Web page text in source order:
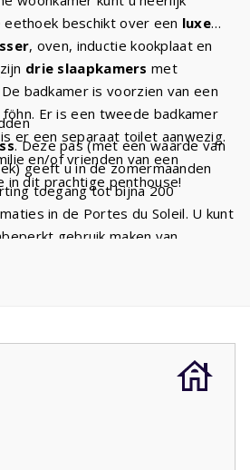
beschikt over een luxe
, oven, inductie kookplaat en
drie slaapkamersmet
badkamer is voorzien van een
Er is een tweede badkamer
er een separaat toilet aanwezig.
en/of vrienden van een
in dit prachtige penthouse!
. Deze pas (met een waarde van
geeft u in de zomermaanden
toegang tot bijna 200
in de Portes du Soleil. U kunt
gebruik maken van